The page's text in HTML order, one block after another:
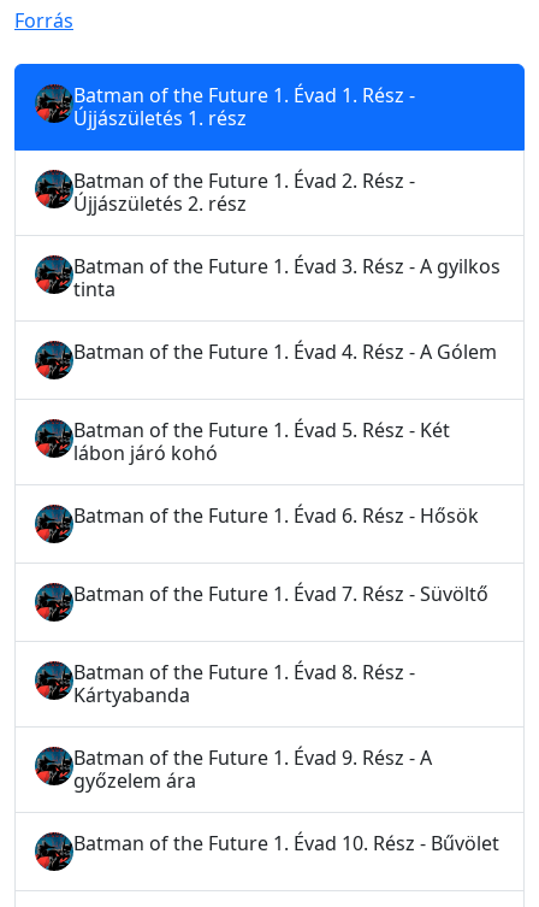
Forrás
Batman of the Future 1. Évad 1. Rész -
Újjászületés 1. rész
Batman of the Future 1. Évad 2. Rész -
Újjászületés 2. rész
Batman of the Future 1. Évad 3. Rész - A gyilkos
tinta
Batman of the Future 1. Évad 4. Rész - A Gólem
Batman of the Future 1. Évad 5. Rész - Két
lábon járó kohó
Batman of the Future 1. Évad 6. Rész - Hősök
Batman of the Future 1. Évad 7. Rész - Süvöltő
Batman of the Future 1. Évad 8. Rész -
Kártyabanda
Batman of the Future 1. Évad 9. Rész - A
győzelem ára
Batman of the Future 1. Évad 10. Rész - Bűvölet